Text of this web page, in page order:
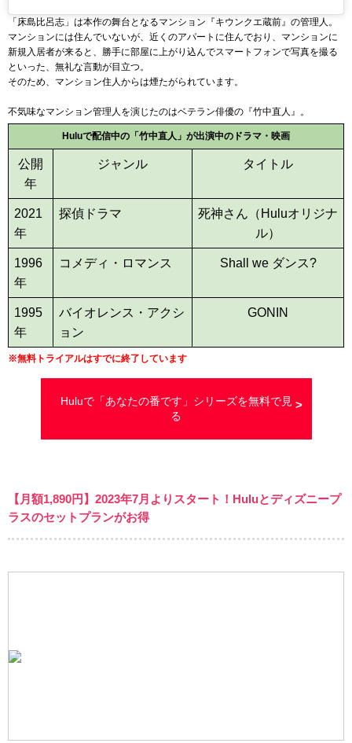
「床島比呂志」は本作の舞台となるマンション『キウンクエ蔵前』の管理人。
マンションには住んでいないが、近くのアパートに住んでおり、マンションに
新規入居者が来ると、勝手に部屋に上がり込んでスマートフォンで写真を撮る
といった、無礼な言動が目立つ。
そのため、マンション住人からは煙たがられています。
不気味なマンション管理人を演じたのはベテラン俳優の『竹中直人』。
Huluで配信中の「竹中直人」が出演中のドラマ・映画
公開
年
ジャンル タイトル
2021
年
探偵ドラマ
死神さん（Huluオリジナ
ル）
1996
年
コメディ・ロマンス Shall we ダンス?
1995
年
バイオレンス・アクシ
ョン
GONIN
※無料トライアルはすでに終了しています
Huluで「あなたの番です」シリーズを無料で見
る
【月額1,890円】2023年7月よりスタート！Huluとディズニープ
ラスのセットプランがお得